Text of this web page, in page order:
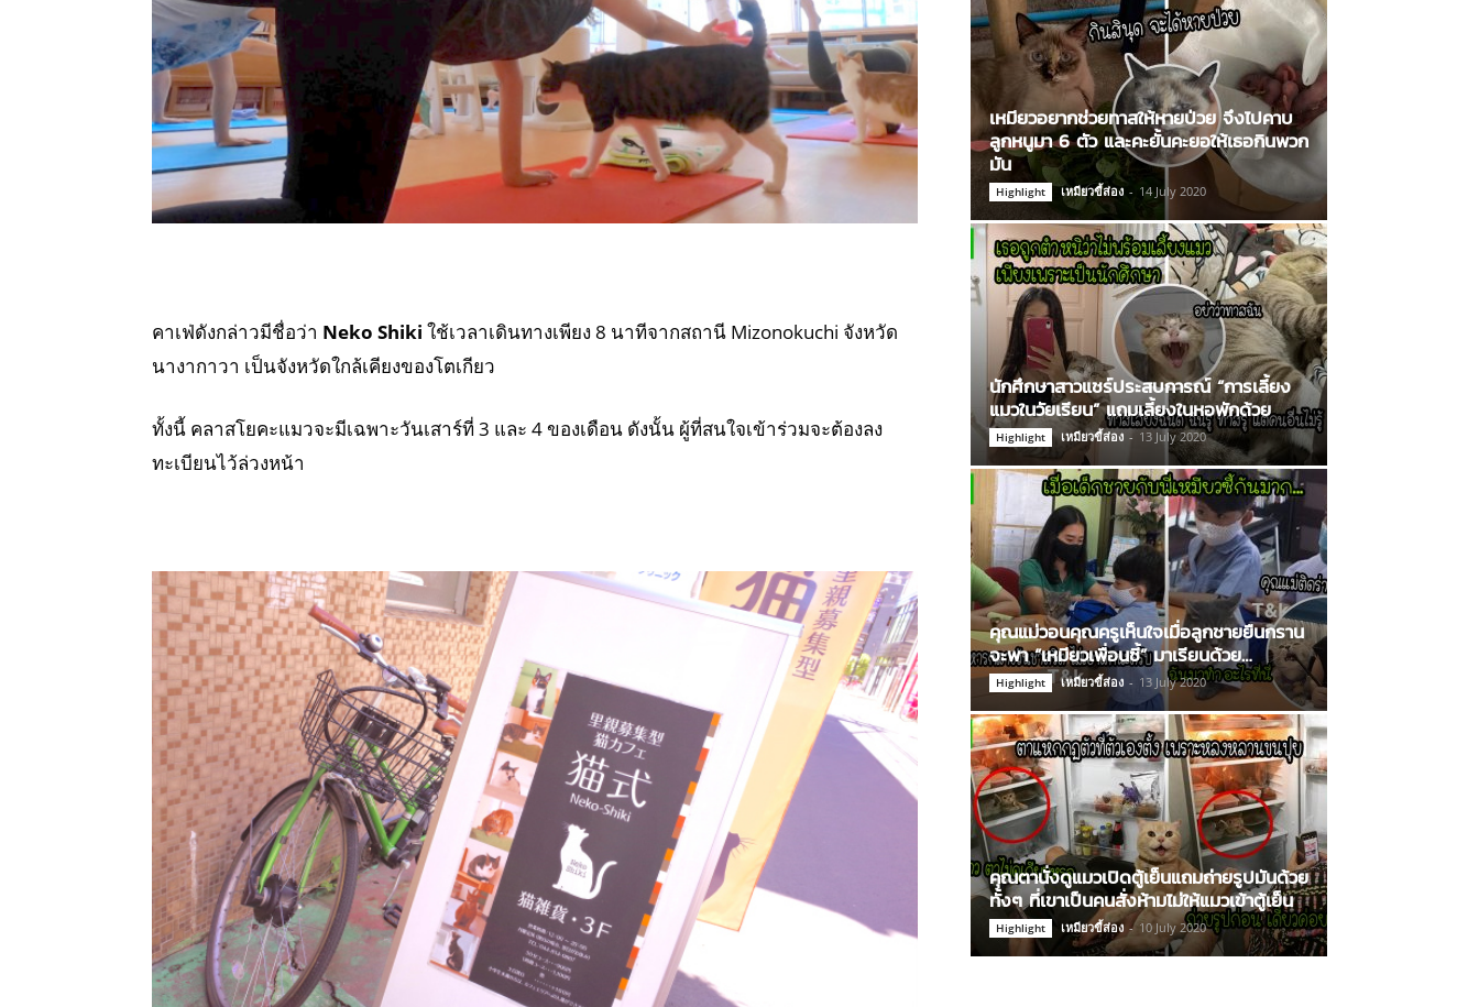
คาเฟ่ดังกล่าวมีชื่อว่า Neko Shiki ใช้เวลาเดินทางเพียง 8 นาทีจากสถานี Mizonokuchi จังหวัด
นางากาวา เป็นจังหวัดใกล้เคียงของโตเกียว
ทั้งนี้ คลาสโยคะแมวจะมีเฉพาะวันเสาร์ที่ 3 และ 4 ของเดือน ดังนั้น ผู้ที่สนใจเข้าร่วมจะต้องลง
ทะเบียนไว้ล่วงหน้า
เหมียวอยากช่วยทาสให้หายป่วย จึงไปคาบ
ลูกหนูมา 6 ตัว และคะยั้นคะยอให้เธอกินพวก
มัน
Highlight เหมียวขี้ส่อง - 14 July 2020
นักศึกษาสาวแชร์ประสบการณ์ “การเลี้ยง
แมวในวัยเรียน” แถมเลี้ยงในหอพักด้วย
Highlight เหมียวขี้ส่อง - 13 July 2020
คุณแม่วอนคุณครูเห็นใจเมื่อลูกชายยืนกราน
จะพา “เหมียวเพื่อนซี้” มาเรียนด้วย…
Highlight เหมียวขี้ส่อง - 13 July 2020
คุณตานั่งดูแมวเปิดตู้เย็นแถมถ่ายรูปมันด้วย
ทั้งๆ ที่เขาเป็นคนสั่งห้ามไม่ให้แมวเข้าตู้เย็น
Highlight เหมียวขี้ส่อง - 10 July 2020